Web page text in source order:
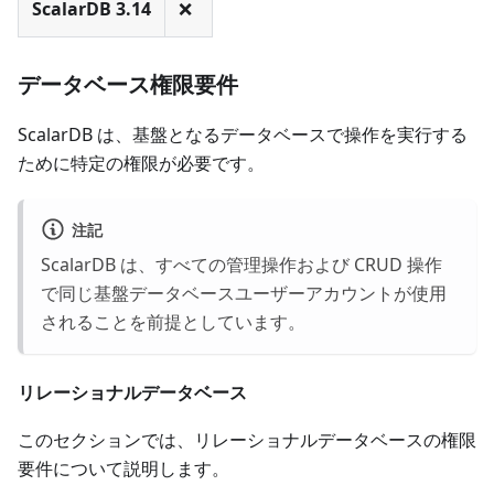
ScalarDB 3.14 ❌
データベース権限要件
ScalarDB は、基盤となるデータベースで操作を実行する
ために特定の権限が必要です。
注記
ScalarDB は、すべての管理操作および CRUD 操作
で同じ基盤データベースユーザーアカウントが使用
されることを前提としています。
リレーショナルデータベース
このセクションでは、リレーショナルデータベースの権限
要件について説明します。